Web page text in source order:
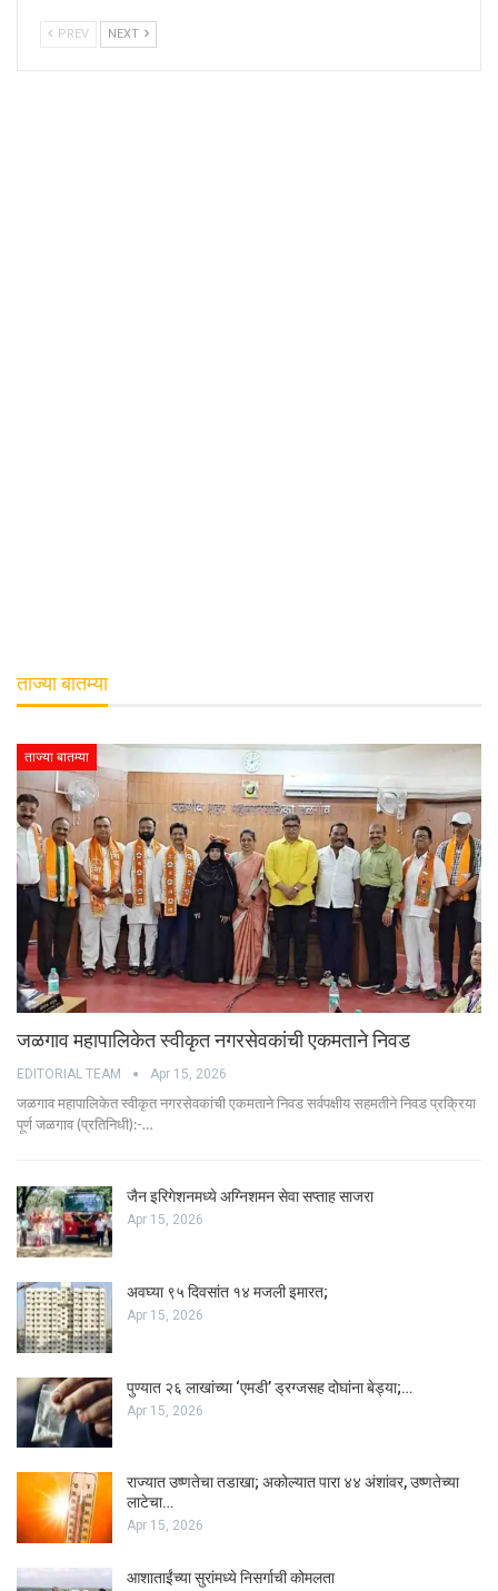
PREV NEXT
ताज्या बातम्या
ताज्या बातम्या
जळगाव महापालिकेत स्वीकृत नगरसेवकांची एकमताने निवड
EDITORIAL TEAM Apr 15, 2026
जळगाव महापालिकेत स्वीकृत नगरसेवकांची एकमताने निवड सर्वपक्षीय सहमतीने निवड प्रक्रिया
पूर्ण जळगाव (प्रतिनिधी):-…
जैन इरिगेशनमध्ये अग्निशमन सेवा सप्ताह साजरा
Apr 15, 2026
अवघ्या ९५ दिवसांत १४ मजली इमारत;
Apr 15, 2026
पुण्यात २६ लाखांच्या ‘एमडी’ ड्रग्जसह दोघांना बेड्या;…
Apr 15, 2026
राज्यात उष्णतेचा तडाखा; अकोल्यात पारा ४४ अंशांवर, उष्णतेच्या
लाटेचा…
Apr 15, 2026
आशाताईंच्या सुरांमध्ये निसर्गाची कोमलता